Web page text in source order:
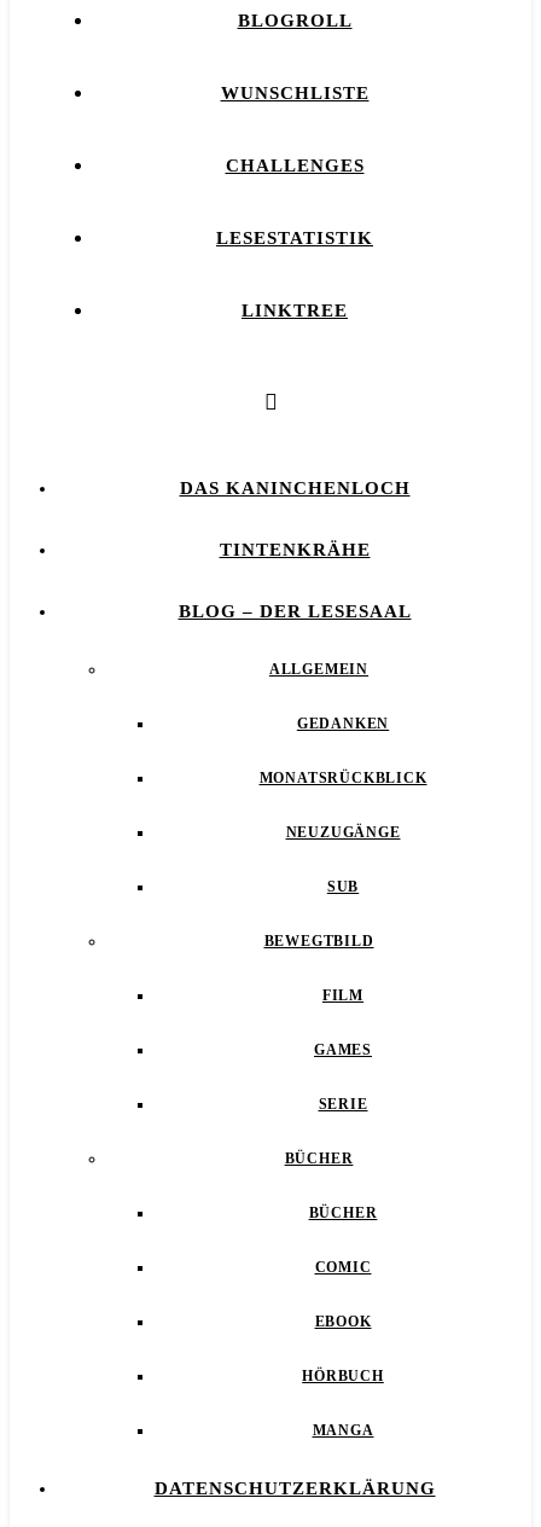
BLOGROLL
WUNSCHLISTE
CHALLENGES
LESESTATISTIK
LINKTREE
DAS KANINCHENLOCH
TINTENKRÄHE
BLOG – DER LESESAAL
ALLGEMEIN
GEDANKEN
MONATSRÜCKBLICK
NEUZUGÄNGE
SUB
BEWEGTBILD
FILM
GAMES
SERIE
BÜCHER
BÜCHER
COMIC
EBOOK
HÖRBUCH
MANGA
DATENSCHUTZERKLÄRUNG